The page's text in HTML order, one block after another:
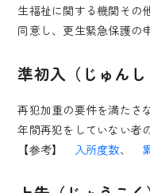
生福祉に関する機関その
同意し、更生緊急保護の
準初入（じゅんし
再犯加重の要件を満たさ
年間再犯をしていない者
【参考】 入所度数、